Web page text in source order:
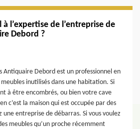
l’expertise de l’entreprise de
Debord ?
Antiquaire Debord est un professionnel en
inutilisés dans une habitation. Si
à être encombrés, ou bien votre cave
c’est la maison qui est occupée par des
une entreprise de débarras. Si vous voulez
meubles qu’un proche récemment